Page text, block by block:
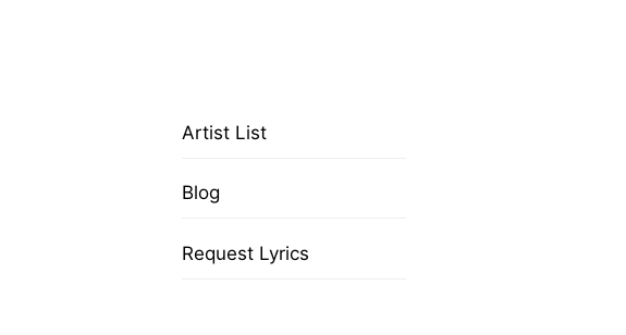
Artist List
Blog
Request Lyrics